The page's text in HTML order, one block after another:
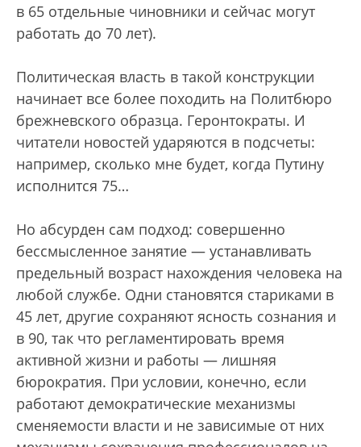
в 65 отдельные чиновники и сейчас могут
работать до 70 лет).
Политическая власть в такой конструкции
начинает все более походить на Политбюро
брежневского образца. Геронтократы. И
читатели новостей ударяются в подсчеты:
например, сколько мне будет, когда Путину
исполнится 75…
Но абсурден сам подход: совершенно
бессмысленное занятие — устанавливать
предельный возраст нахождения человека на
любой службе. Одни становятся стариками в
45 лет, другие сохраняют ясность сознания и
в 90, так что регламентировать время
активной жизни и работы — лишняя
бюрократия. При условии, конечно, если
работают демократические механизмы
сменяемости власти и не зависимые от них